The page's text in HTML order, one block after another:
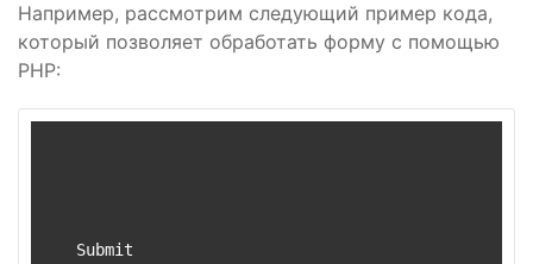
Например, рассмотрим следующий пример кода,
который позволяет обработать форму с помощью
PHP:
   Submit